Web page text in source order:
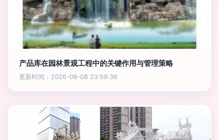
产品库在园林景观工程中的关键作用与管理策略
更新时间：2026-08-08 23:59:36